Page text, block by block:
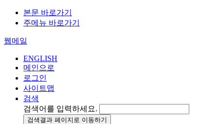
본문 바로가기
주메뉴 바로가기
웹메일
ENGLISH
메인으로
로그인
사이트맵
검색
검색어를 입력하세요.
검색결과 페이지로 이동하기